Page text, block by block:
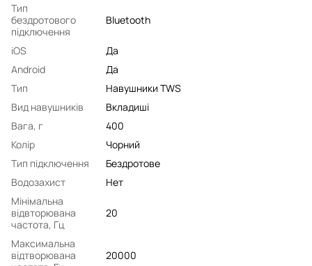
Тип
бездротового
підключення
Bluetooth
iOS
Да
Android
Да
Тип
Навушники TWS
Вид навушників
Вкладиші
Вага, г
400
Колір
Чорний
Тип підключення
Бездротове
Водозахист
Нет
Мінімальна
відвторювана
частота, Гц
20
Максимальна
відтворювана
20000